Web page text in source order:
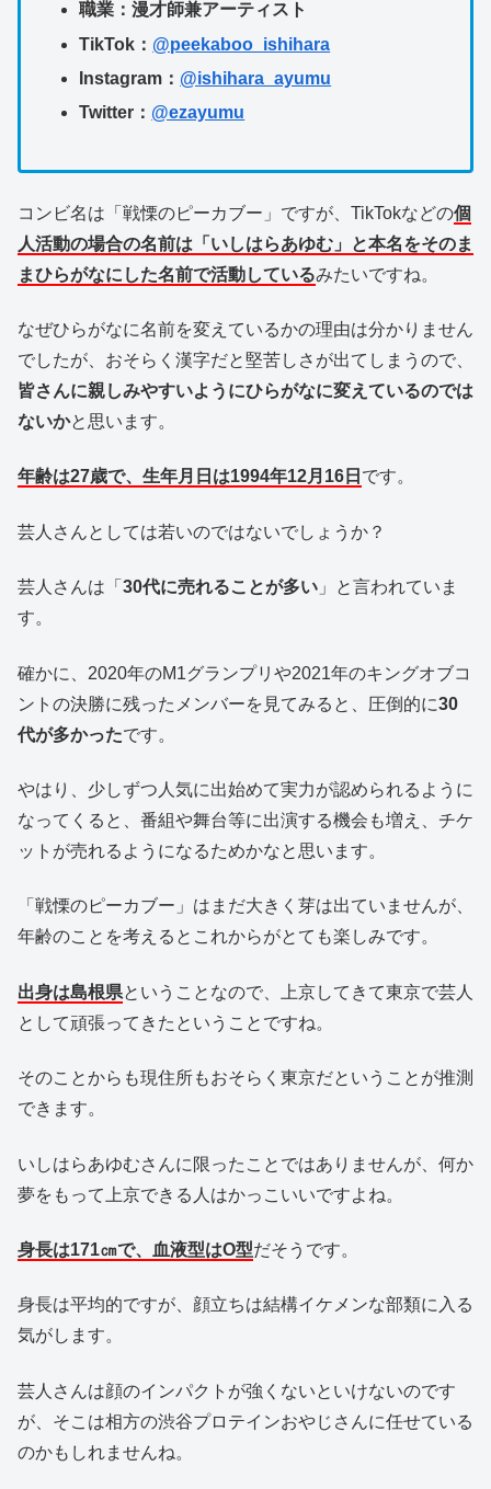
職業：漫才師兼アーティスト
TikTok： @peekaboo_ishihara
Instagram： @ishihara_ayumu
Twitter： @ezayumu
コンビ名は「戦慄のピーカブー」ですが、TikTokなどの個
人活動の場合の名前は「いしはらあゆむ」と本名をそのま
まひらがなにした名前で活動しているみたいですね。
なぜひらがなに名前を変えているかの理由は分かりません
でしたが、おそらく漢字だと堅苦しさが出てしまうので、
皆さんに親しみやすいようにひらがなに変えているのでは
ないかと思います。
年齢は27歳で、生年月日は1994年12月16日 です。
芸人さんとしては若いのではないでしょうか？
芸人さんは「 30代に売れることが多い 」と言われていま
す。
確かに、2020年のM1グランプリや2021年のキングオブコ
ントの決勝に残ったメンバーを見てみると、圧倒的に30
代が多かったです。
やはり、少しずつ人気に出始めて実力が認められるように
なってくると、番組や舞台等に出演する機会も増え、チケ
ットが売れるようになるためかなと思います。
「戦慄のピーカブー」はまだ大きく芽は出ていませんが、
年齢のことを考えるとこれからがとても楽しみです。
出身は島根県ということなので、上京してきて東京で芸人
として頑張ってきたということですね。
そのことからも現住所もおそらく東京だということが推測
できます。
いしはらあゆむさんに限ったことではありませんが、何か
夢をもって上京できる人はかっこいいですよね。
身長は171㎝で、血液型はO型だそうです。
身長は平均的ですが、顔立ちは結構イケメンな部類に入る
気がします。
芸人さんは顔のインパクトが強くないといけないのです
が、そこは相方の渋谷プロテインおやじさんに任せている
のかもしれませんね。